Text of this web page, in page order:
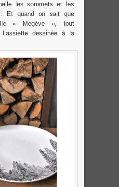
les sommets et les
Et quand on sait que
« Megève », tout
dessinée à la